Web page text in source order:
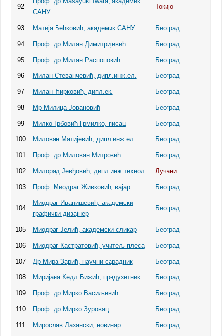
92
САНУ
Токијо
93 Матија Бећковић, академик САНУ Београд
94 Проф. др Милан Димитријевић Београд
95 Проф. др Милан Распоповић Београд
96 Милан Стеванчевић, дипл.инж.ел. Београд
97 Милан Ћирковић, дипл.ек. Београд
98 Мр Милица Јовановић Београд
99 Милко Грбовић Грмилко, писац Београд
100 Милован Матијевић, дипл.инж.ел. Београд
101 Проф. др Милован Митровић Београд
102 Милорад Јевђовић, дипл.инж.технол. Лучани
103 Проф. Миодраг Живковић, вајар Београд
104
Миодраг Иванишевић, академски
графички дизајнер
Београд
105 Миодраг Јелић, академски сликар Београд
106 Миодраг Кастратовић, учитељ плеса Београд
107 Др Мира Зарић, научни сарадник Београд
108 Миријана Кедл Бижић, предузетник Београд
109 Проф. др Мирко Васиљевић Београд
110 Проф. др Мирко Зуровац Београд
111 Мирослав Лазански, новинар Београд